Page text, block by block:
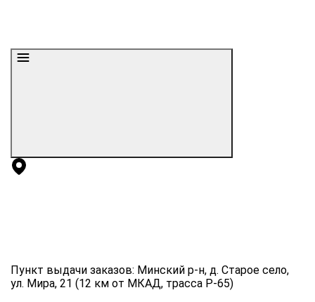
Пункт выдачи заказов: Минский р-н, д. Старое село,
ул. Мира, 21 (12 км от МКАД, трасса P-65)